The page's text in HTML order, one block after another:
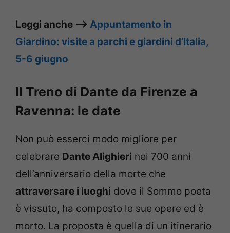
Leggi anche –> Appuntamento in
Giardino: visite a parchi e giardini d’Italia,
5-6 giugno
Il Treno di Dante da Firenze a
Ravenna: le date
Non può esserci modo migliore per
celebrare Dante Alighieri nei 700 anni
dell’anniversario della morte che
attraversare i luoghi dove il Sommo poeta
è vissuto, ha composto le sue opere ed è
morto. La proposta è quella di un itinerario